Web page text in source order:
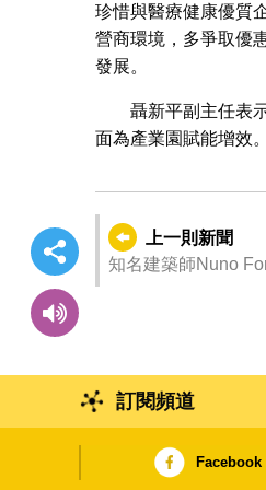
珍惜與醫療健康優質
營商環境，多爭取優
發展。
聶新平副主任表
面為產業園賦能增效。
上一則新聞
知名建築師Nuno
訂閱頻道
Facebook